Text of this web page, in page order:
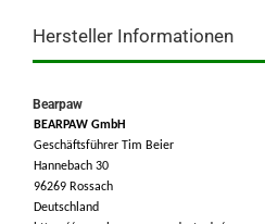
Hersteller Informationen
Bearpaw
BEARPAW GmbH
Geschäftsführer Tim Beier
Hannebach 30
96269 Rossach
Deutschland